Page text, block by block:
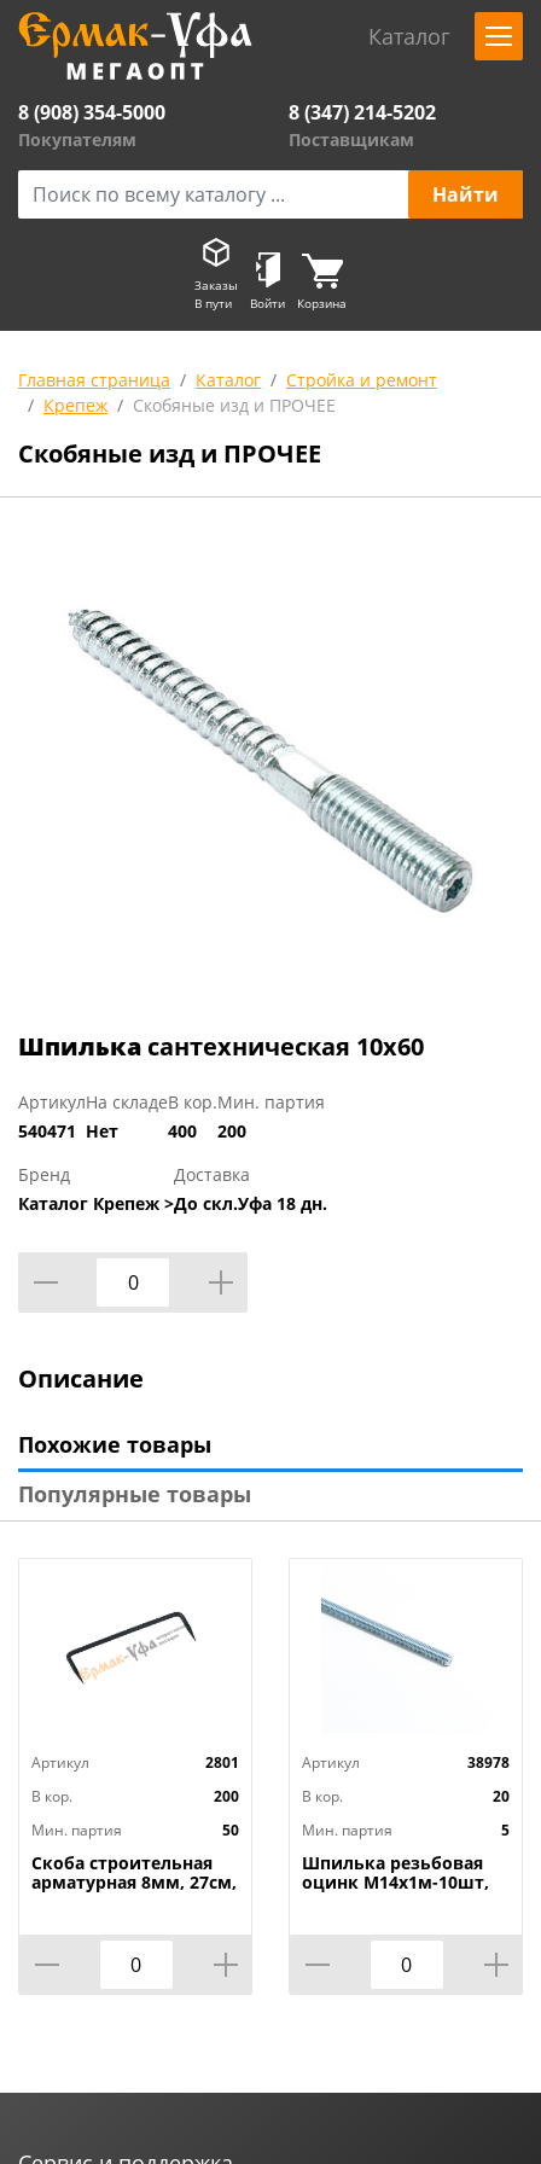
Каталог
8 (908) 354-5000
Покупателям
8 (347) 214-5202
Поставщикам
Заказы
В пути
Войти Корзина
Главная страница Каталог
Стройка и ремонт
Крепеж
Скобяные изд и ПРОЧЕЕ
Скобяные изд и ПРОЧЕЕ
Шпилька сантехническая 10х60
Артикул
540471
На складе
Нет
В кор.
400
Мин. партия
200
Бренд
Каталог Крепеж >
Доставка
До скл.Уфа 18 дн.
Описание
Похожие товары
Популярные товары
Артикул
2801
В кор.
200
Мин. партия
50
Скоба строительная
арматурная 8мм, 27см,
Артикул
38978
В кор.
20
Мин. партия
5
Шпилька резьбовая
оцинк М14х1м-10шт,